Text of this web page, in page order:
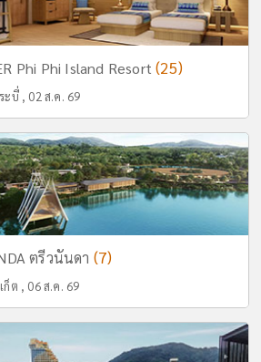
Phi Phi Island Resort(25)
ะบี่ , 02 ส.ค. 69
ตรีวนันดา (7)
ก็ต , 06 ส.ค. 69